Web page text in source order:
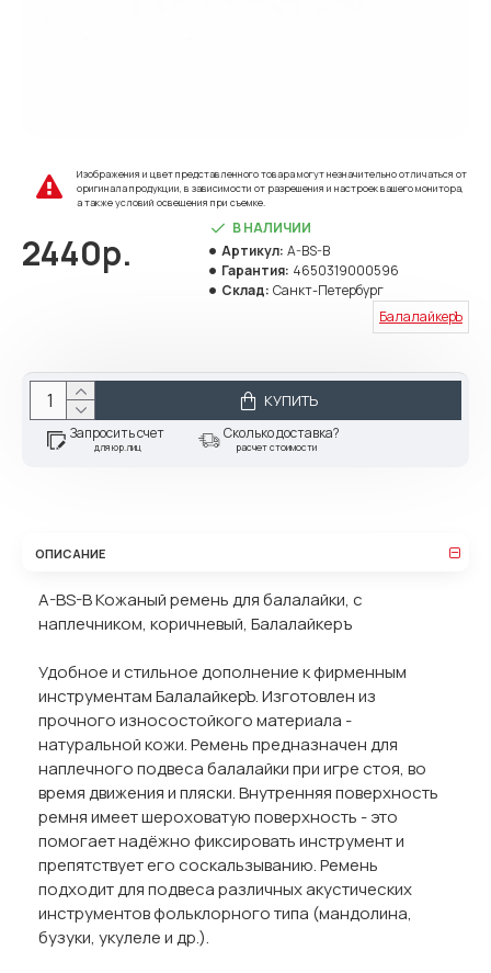
Изображения и цвет представленного товара могут незначительно отличаться от
оригинала продукции, в зависимости от разрешения и настроек вашего монитора,
а также условий освещения при съемке.
2440р.
В НАЛИЧИИ
Артикул: A-BS-B
Гарантия: 4650319000596
Склад: Санкт-Петербург
БалалайкерЪ
КУПИТЬ
Запросить счет
для юр.лиц
Сколько доставка?
расчет стоимости
ОПИСАНИЕ
A-BS-B Кожаный ремень для балалайки, с
наплечником, коричневый, Балалайкеръ
Удобное и стильное дополнение к фирменным
инструментам БалалайкерЪ. Изготовлен из
прочного износостойкого материала -
натуральной кожи. Ремень предназначен для
наплечного подвеса балалайки при игре стоя, во
время движения и пляски. Внутренняя поверхность
ремня имеет шероховатую поверхность - это
помогает надёжно фиксировать инструмент и
препятствует его соскальзыванию. Ремень
подходит для подвеса различных акустических
инструментов фольклорного типа (мандолина,
бузуки, укулеле и др.).